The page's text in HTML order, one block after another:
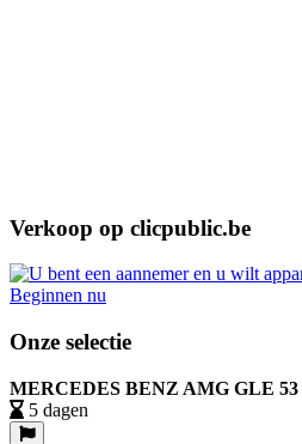
Verkoop op clicpublic.be
Beginnen nu
Onze selectie
MERCEDES BENZ AMG GLE
5 dagen